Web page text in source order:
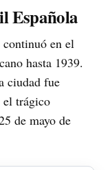
Española
en el
hasta 1939.
ciudad fue
el trágico
de mayo de